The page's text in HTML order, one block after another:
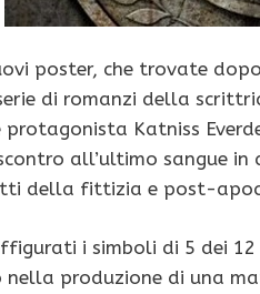
poster, che trovate
di romanzi della
Katniss
all’ultimo sangue
della fittizia e post-
i simboli di 5 dei
produzione di una